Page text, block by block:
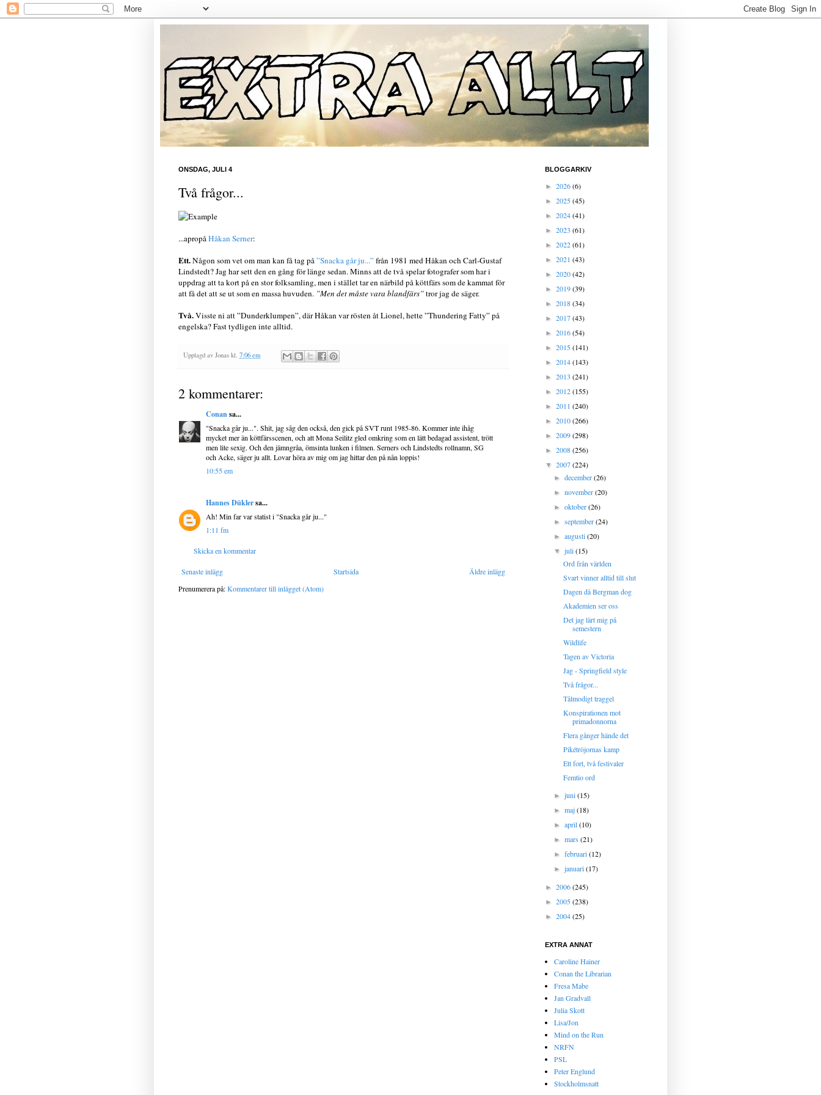
ONSDAG, JULI 4
Två frågor...
...apropåHåkan Serner:
Ett.Någon som vet om man kan få tag på”Snacka går ju...”från 1981 med Håkan och Carl-Gustaf
Lindstedt? Jag har sett den en gång för länge sedan. Minns att de två spelar fotografer som har i
uppdrag att ta kort på en stor folksamling, men i stället tar en närbild på köttfärs som de kammat för
att få det att se ut som en massa huvuden. ”Men det måste vara blandfärs”tror jag de säger.
Två.Visste ni att ”Dunderklumpen”, där Håkan var rösten åt Lionel, hette ”Thundering Fatty” på
engelska? Fast tydligen inte alltid.
Upplagd av Jonas kl. 7:06 em
2 kommentarer:
Conansa...
"Snacka går ju...". Shit, jag såg den också, den gick på SVT runt 1985-86. Kommer inte ihåg
mycket mer än köttfärsscenen, och att Mona Seilitz gled omkring som en lätt bedagad assistent, trött
men lite sexig. Och den jämngråa, ömsinta lunken i filmen. Serners och Lindstedts rollnamn, SG
och Acke, säger ju allt. Lovar höra av mig om jag hittar den på nån loppis!
10:55 em
Hannes Düklersa...
Ah! Min far var statist i "Snacka går ju..."
1:11 fm
Skicka en kommentar
Senaste inlägg Äldre inlägg
Startsida
Prenumerera på:Kommentarer till inlägget (Atom)
BLOGGARKIV
► 2026(6)
► 2025(45)
► 2024(41)
► 2023 (61)
► 2022(61)
► 2021 (43)
► 2020(42)
► 2019(39)
► 2018(34)
► 2017(43)
► 2016(54)
► 2015(141)
► 2014(143)
► 2013 (241)
► 2012(155)
► 2011 (240)
► 2010(266)
► 2009(298)
► 2008(256)
▼ 2007(224)
►december(26)
►november(20)
►oktober(26)
►september(24)
►augusti(20)
▼juli(15)
Ord från världen
Svart vinner alltid till slut
Dagen då Bergman dog
Akademien ser oss
Det jag lärt mig på
semestern
Wildlife
Tagen av Victoria
Jag - Springfield style
Två frågor...
Tålmodigt traggel
Konspirationen mot
primadonnorna
Flera gånger hände det
Pikétröjornas kamp
Ett fort, två festivaler
Femtio ord
►juni(15)
►maj(18)
►april(10)
►mars(21)
►februari(12)
►januari(17)
► 2006(245)
► 2005(238)
► 2004(25)
EXTRA ANNAT
Caroline Hainer
Conan the Librarian
Fresa Mabe
Jan Gradvall
Julia Skott
Lisa/Jon
Mind on the Run
NRFN
PSL
Peter Englund
Stockholmsnatt